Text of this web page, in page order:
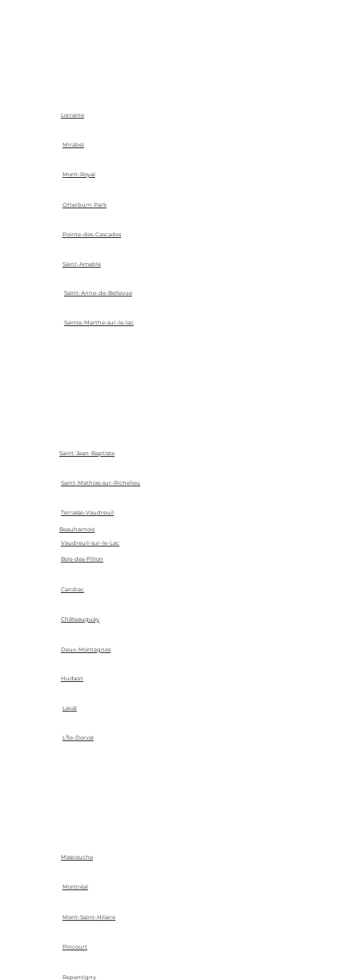
Lorraine
Mirabel
Mont-Royal
Otterburn Park
Pointe-des-Cascades
Saint-Amable
Saint-Anne-de-Bellevue
Sainte-Marthe-sur-le-lac
Saint-Jean-Baptiste
Saint-Mathias-sur-Richelieu
Terrasse-Vaudreuil
Vaudreuil-sur-le-Lac
Beauharnois
Bois-des-Fillion
Candiac
Châteauguay
Deux-Montagnes
Hudson
Laval
L'Île-Dorval
Mascouche
Montréal
Mont-Saint-Hilaire
Pincourt
Repentigny